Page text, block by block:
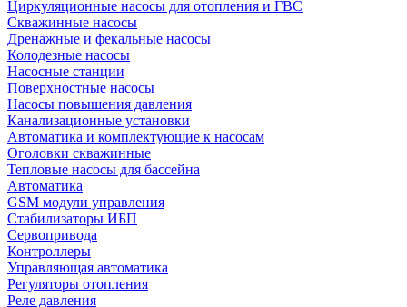
Циркуляционные насосы для отопления и ГВС
Скважинные насосы
Дренажные и фекальные насосы
Колодезные насосы
Насосные станции
Поверхностные насосы
Насосы повышения давления
Канализационные установки
Автоматика и комплектующие к насосам
Оголовки скважинные
Тепловые насосы для бассейна
Автоматика
GSM модули управления
Стабилизаторы ИБП
Сервопривода
Контроллеры
Управляющая автоматика
Регуляторы отопления
Реле давления